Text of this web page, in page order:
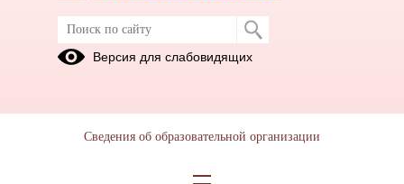
Алгоритмы действий
Алгоритм действий при ЧС террористического
Версия для слабовидящих
Сведения об образовательной организации